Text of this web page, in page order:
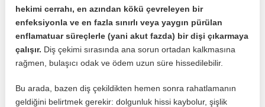
hekimi cerrahı, en azından kökü çevreleyen bir
enfeksiyonla ve en fazla sınırlı veya yaygın pürülan
enflamatuar süreçlerle (yani akut fazda) bir dişi çıkarmaya
çalışır. Diş çekimi sırasında ana sorun ortadan kalkmasına
rağmen, bulaşıcı odak ve ödem uzun süre hissedilebilir.
Bu arada, bazen diş çekildikten hemen sonra rahatlamanın
geldiğini belirtmek gerekir: dolgunluk hissi kaybolur, şişlik